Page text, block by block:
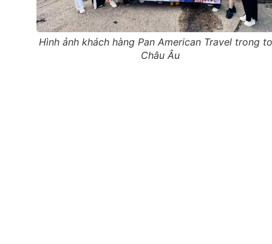
Hình ảnh khách hàng Pan American Travel trong
Châu Âu